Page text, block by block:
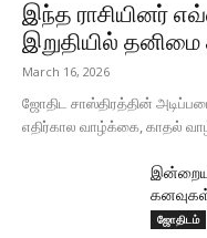
இந்த ராசியினர்
இறுதியில்
March 16, 2026
ஜோதிட சாஸ்திரத்தின்
எதிர்கால வாழ்க்கை, காதல்
இன்றைய
கனவுகள்
ஜோதிடம்